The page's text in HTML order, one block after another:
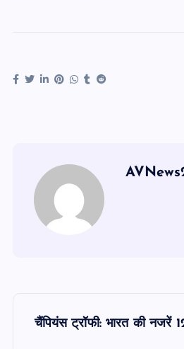
चैंपियंस ट्रॉफी: भारत की नजरें